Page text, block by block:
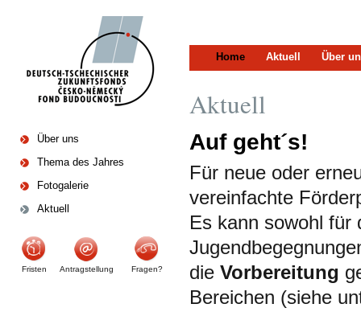
Home Aktuell Über
Über uns
Thema des Jahres
Fotogalerie
Aktuell
Fristen Antragstellung Fragen?
Aktuell
Auf geht´s!
Für neue oder
vereinfachte
Es kann sowohl für
die Vorbereitung
Bereichen (siehe